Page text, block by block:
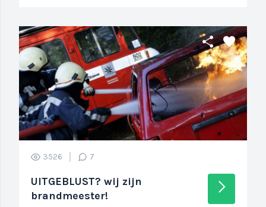
3526 7
UITGEBLUST? wij zijn
brandmeester!
arrow_forward_ios
share favorite